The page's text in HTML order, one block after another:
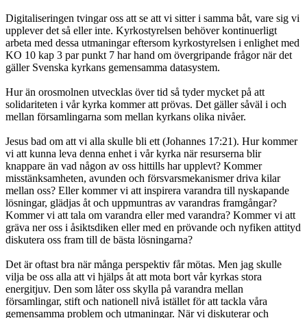
Digitaliseringen tvingar oss att se att vi sitter i samma båt, vare sig vi
upplever det så eller inte. Kyrkostyrelsen behöver kontinuerligt
arbeta med dessa utmaningar eftersom kyrkostyrelsen i enlighet med
KO 10 kap 3 par punkt 7 har hand om övergripande frågor när det
gäller Svenska kyrkans gemensamma datasystem.
Hur än orosmolnen utvecklas över tid så tyder mycket på att
solidariteten i vår kyrka kommer att prövas. Det gäller såväl i och
mellan församlingarna som mellan kyrkans olika nivåer.
Jesus bad om att vi alla skulle bli ett (Johannes 17:21). Hur kommer
vi att kunna leva denna enhet i vår kyrka när resurserna blir
knappare än vad någon av oss hittills har upplevt? Kommer
misstänksamheten, avunden och försvarsmekanismer driva kilar
mellan oss? Eller kommer vi att inspirera varandra till nyskapande
lösningar, glädjas åt och uppmuntras av varandras framgångar?
Kommer vi att tala om varandra eller med varandra? Kommer vi att
gräva ner oss i åsiktsdiken eller med en prövande och nyfiken attityd
diskutera oss fram till de bästa lösningarna?
Det är oftast bra när många perspektiv får mötas. Men jag skulle
vilja be oss alla att vi hjälps åt att mota bort vår kyrkas stora
energitjuv. Den som låter oss skylla på varandra mellan
församlingar, stift och nationell nivå istället för att tackla våra
gemensamma problem och utmaningar. När vi diskuterar och